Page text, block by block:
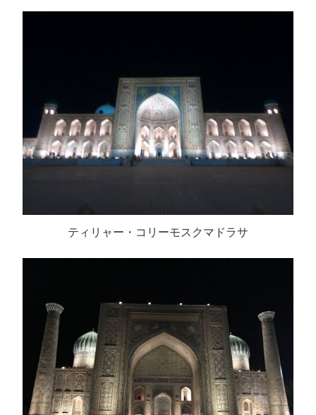
ティリャー・コリーモスクマドラサ